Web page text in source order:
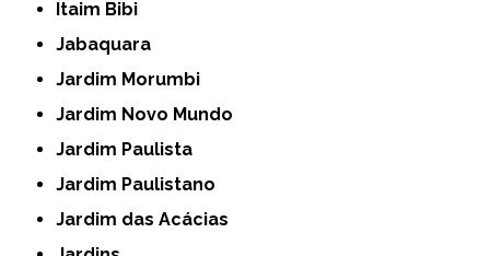
Itaim Bibi
Jabaquara
Jardim Morumbi
Jardim Novo Mundo
Jardim Paulista
Jardim Paulistano
Jardim das Acácias